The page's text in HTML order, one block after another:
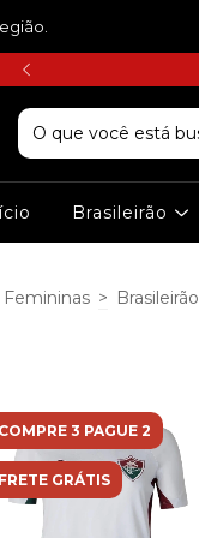
Brasileirão
Femininas > Brasileirão
COMPRE 3 PAGUE 2
FRETE GRÁTIS